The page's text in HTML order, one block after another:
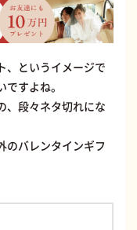
、というイメージで
すよね。
、段々ネタ切れにな
のバレンタインギフ